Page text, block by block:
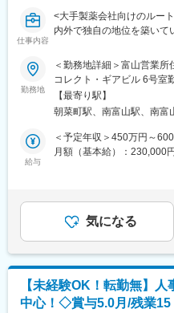
平均年齢43歳、20代～40
切磋琢磨できる環境です
安心して働けます。
■業務の魅力
自らの手で装置を組み上げ
づくり現場を支える醍醐
カフェ併設の食堂など設備
■教育体制
OJTや先輩社員からのサポ
完全週休2日制（年間休日
やすく、育児・介護休暇
得しやすい職場です。
■想定されるキャリアパス
組立・配線の経験を積んだ
など多様なキャリアに挑
仕事内容
<大手製薬会社向けのルー
内外で独自の地位を築いて
利厚生◎>
■業務内容：
同社は、医薬品や化粧品
装材料の販売や、包装機
カーから預かった製品の包
製薬会社に向けて、国内
の営業をお任せします。顧
・営業スタイル…既存顧客
築を前提とした提案営業
商品の情報を提供し、パ
す。
・顧客…大手製薬メーカー
・商材…包装材料・パッケ
勤務地
＜勤務地詳細＞富山営業
コレクト・ギアビル 6号室
受動喫煙対策：屋内喫煙
事業所（リモートワーク含
【最寄り駅】
朝菜町駅、南富山駅、南富
給与
＜予定年収＞450万円～
月額（基本給）：230,000
でも目安の金額であり、
す。月給(月額)は固定手当
気になる
【未経験OK！転勤無】
中心！◇賞与5.0月/残業